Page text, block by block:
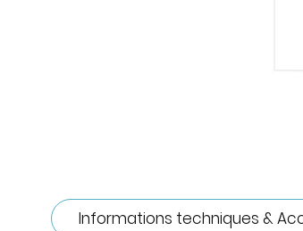
Informations techniques &